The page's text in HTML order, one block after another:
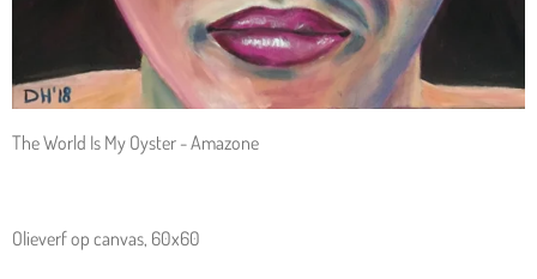
The World Is My Oyster - Amazone
Olieverf op canvas, 60x60